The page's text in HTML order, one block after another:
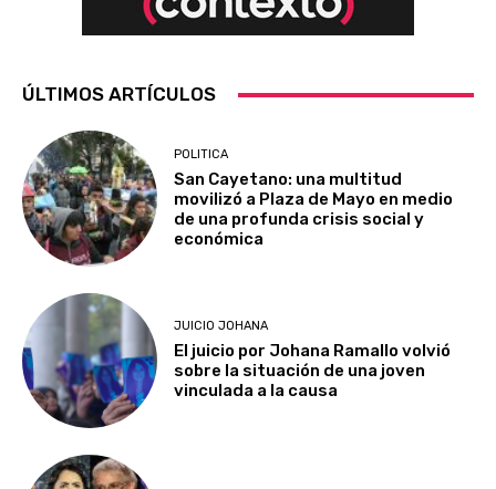
ÚLTIMOS ARTÍCULOS
POLITICA
San Cayetano: una multitud
movilizó a Plaza de Mayo en medio
de una profunda crisis social y
económica
JUICIO JOHANA
El juicio por Johana Ramallo volvió
sobre la situación de una joven
vinculada a la causa